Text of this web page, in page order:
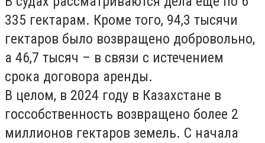
335 гектарам. Кроме того, 94,3 тысячи
гектаров было возвращено добровольно,
а 46,7 тысяч – в связи с истечением
срока договора аренды.
В целом, в 2024 году в Казахстане в
госсобственность возвращено более 2
миллионов гектаров земель. С начала